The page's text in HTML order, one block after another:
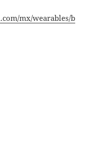
mx/wearables/b